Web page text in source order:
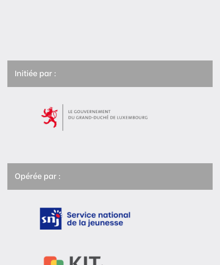
Initiée par :
Opérée par :